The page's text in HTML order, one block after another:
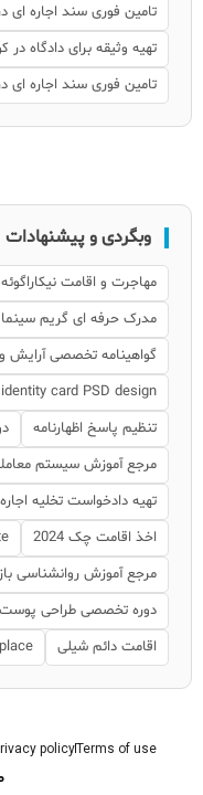
تامین فوری سند اجاره ای
تهیه وثیقه برای دادگاه
تامین فوری سند اجاره ای
وبگردی و پیشنهادات
مهاجرت و اقامت نیکاراگوئه
مدرک حرفه ای گریم
گواهینامه تخصصی آرایش
card PSD design
تنظیم پاسخ اظهارنامه
مرجع آموزش سیستم
تهیه دادخواست تخلیه اجاره
اخذ اقامت چک 2024
مرجع آموزش روانشناسی
دوره تخصصی طراحی پوست
اقامت دائم شیلی
Terms of use
policy